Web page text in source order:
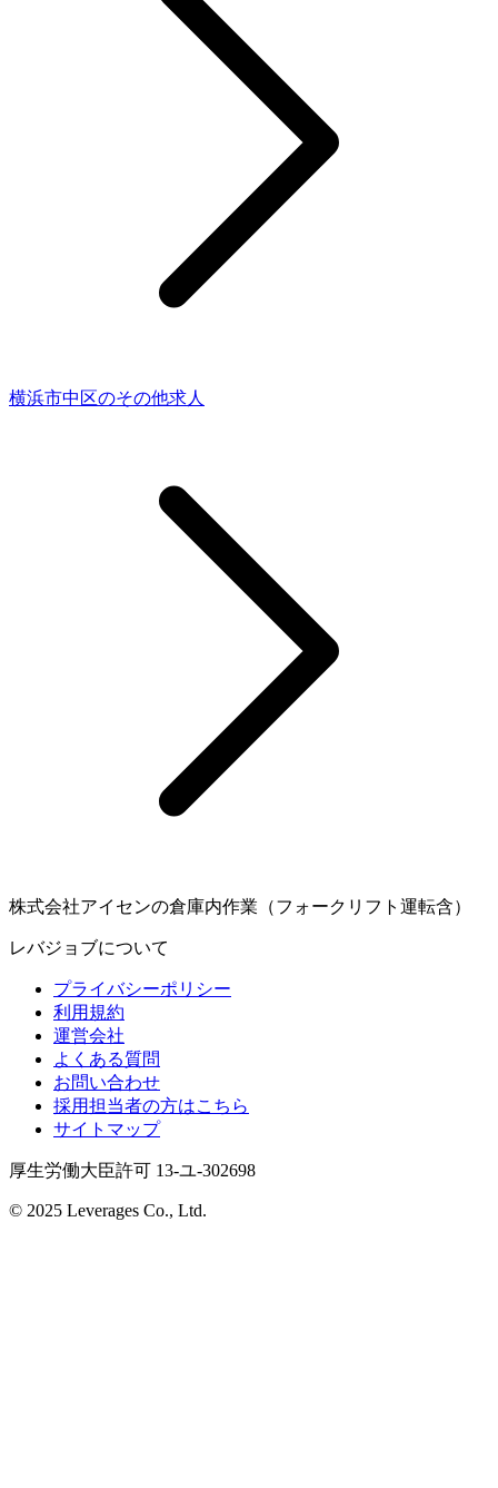
横浜市中区のその他求人
株式会社アイセンの倉庫内作業（フォークリフト運転含）
レバジョブについて
プライバシーポリシー
利用規約
運営会社
よくある質問
お問い合わせ
採用担当者の方はこちら
サイトマップ
厚生労働大臣許可 13-ユ-302698
© 2025 Leverages Co., Ltd.